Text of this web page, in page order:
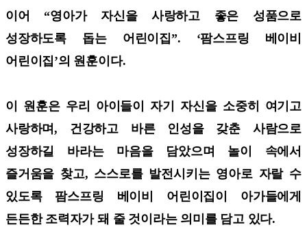
이어 “영아가 자신을 사랑하고 좋은 성품으로
성장하도록 돕는 어린이집”. ‘팜스프링 베이비
어린이집’의 원훈이다.
이 원훈은 우리 아이들이 자기 자신을 소중히 여기고
사랑하며, 건강하고 바른 인성을 갖춘 사람으로
성장하길 바라는 마음을 담았으며 놀이 속에서
즐거움을 찾고, 스스로를 발전시키는 영아로 자랄 수
있도록 팜스프링 베이비 어린이집이 아가들에게
든든한 조력자가 돼 줄 것이라는 의미를 담고 있다.